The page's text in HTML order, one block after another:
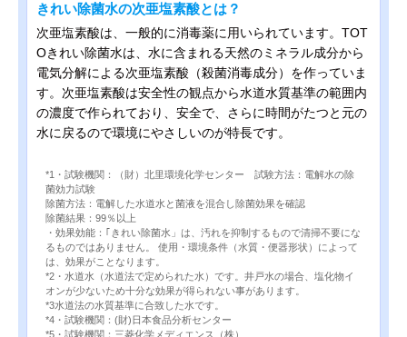
きれい除菌水の次亜塩素酸とは？
次亜塩素酸は、一般的に消毒薬に用いられています。TOT
Oきれい除菌水は、水に含まれる天然のミネラル成分から
電気分解による次亜塩素酸（殺菌消毒成分）を作っていま
す。次亜塩素酸は安全性の観点から水道水質基準の範囲内
の濃度で作られており、安全で、さらに時間がたつと元の
水に戻るので環境にやさしいのが特長です。
*1・試験機関：（財）北里環境化学センター 試験方法：電解水の除
菌効力試験
除菌方法：電解した水道水と菌液を混合し除菌効果を確認
除菌結果：99％以上
・効果効能：｢きれい除菌水」は、汚れを抑制するもので清掃不要にな
るものではありません。 使用・環境条件（水質・便器形状）によって
は、効果がことなります。
*2・水道水（水道法で定められた水）です。井戸水の場合、塩化物イ
オンが少ないため十分な効果が得られない事があります。
*3水道法の水質基準に合致した水です。
*4・試験機関：(財)日本食品分析センター
*5・試験機関：三菱化学メディエンス（株）